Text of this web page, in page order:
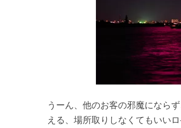
うーん、他のお客の邪魔になら
える、場所取りしなくてもいい